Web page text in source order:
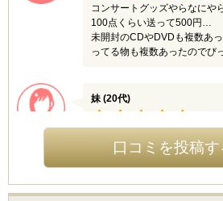
コンサートグッズやらなにやら
100点くらい送って500円…
未開封のCDやDVDも複数あ
ってる物も複数あったのでび
妹 (20代)
局使ってないグッズのせいで
きたので、お互いの要らない
まとめ売りってことで買取価
口コミを投稿す